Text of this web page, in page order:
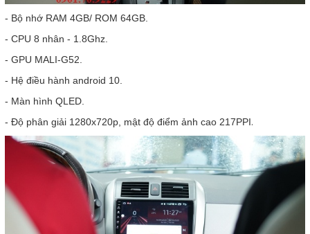
- Bộ nhớ RAM 4GB/ ROM 64GB.
- CPU 8 nhân - 1.8Ghz.
- GPU MALI-G52.
- Hệ điều hành android 10.
- Màn hình QLED.
- Độ phân giải 1280x720p, mật độ điểm ảnh cao 217PPI.